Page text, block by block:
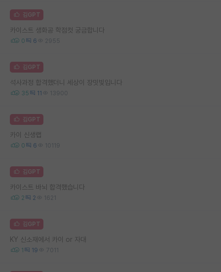
김GPT
카이스트 생화공 학점컷 궁금합니다
0 6 2955
김GPT
석사과정 합격했더니 세상이 장밋빛입니다
35 11 13900
김GPT
카이 신생랩
0 6 10119
김GPT
카이스트 바뇌 합격했습니다
2 2 1621
김GPT
KY 신소재에서 카이 or 자대
1 19 7011